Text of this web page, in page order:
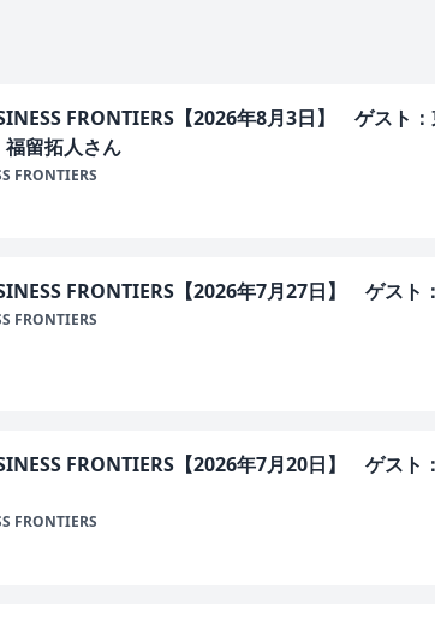
FRONTIERS【2026年8月3日】 ゲスト
留拓人さん
FRONTIERS
FRONTIERS【2026年7月27日】 ゲス
FRONTIERS
FRONTIERS【2026年7月20日】 ゲス
FRONTIERS